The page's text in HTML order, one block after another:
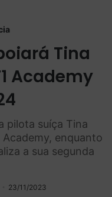
Tina
Academy
pilota suíça Tina
Academy, enquanto
a sua segunda
23/11/2023